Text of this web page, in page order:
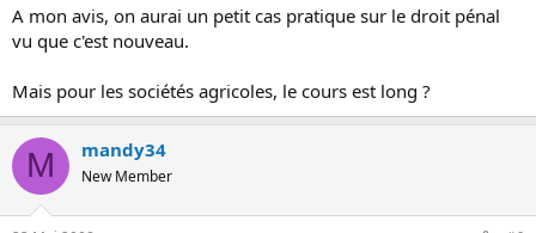
A mon avis, on aurai un petit cas pratique sur le droit pénal
vu que c'est nouveau.
Mais pour les sociétés agricoles, le cours est long ?
M mandy34
New Member